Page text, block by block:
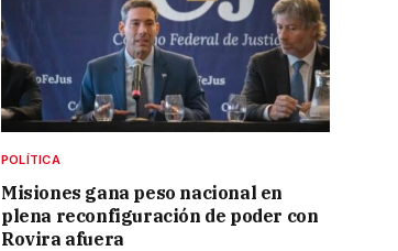
POLÍTICA
Misiones gana peso nacional en
plena reconfiguración de poder con
Rovira afuera